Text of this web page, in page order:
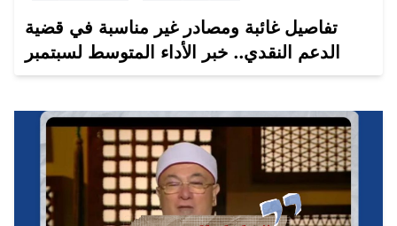
تفاصيل غائبة ومصادر غير مناسبة في قضية
الدعم النقدي.. خبر الأداء المتوسط لسبتمبر